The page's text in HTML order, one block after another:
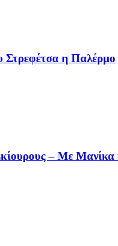
Στρεφέτσα η Παλέρμο
– Με Μανίκα